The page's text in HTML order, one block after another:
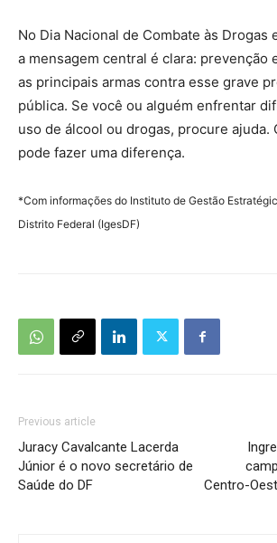
No Dia Nacional de Combate às Drogas
a mensagem central é clara: prevenção
as principais armas contra esse grave
pública. Se você ou alguém enfrentar
uso de álcool ou drogas, procure ajuda.
pode fazer uma diferença.
*Com informações do Instituto de Gestão
Distrito Federal (IgesDF)
Previous article
Juracy Cavalcante Lacerda
Júnior é o novo secretário de
Saúde do DF
Centro-